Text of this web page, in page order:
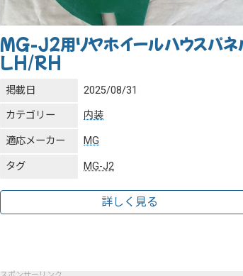
MG-J2用リヤホイールハウスパネ
LH/RH
掲載日 2025/08/31
カテゴリー 内装
適応メーカー MG
タグ MG-J2
詳しく見る